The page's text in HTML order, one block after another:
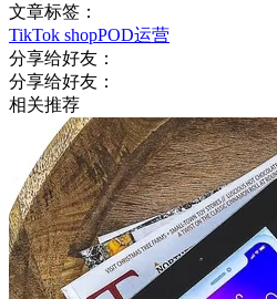
文章标签：
TikTok shopPOD运营
分享给好友：
分享给好友：
相关推荐